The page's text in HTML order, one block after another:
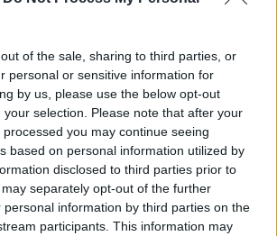
of the sale, sharing to third parties, or
personal or sensitive information for
by us, please use the below opt-out
selection. Please note that after your
you may continue seeing
based on personal information utilized by
disclosed to third parties prior to
separately opt-out of the further
personal information by third parties on the
participants. This information may
in tempo reale?
nel canale telegram di